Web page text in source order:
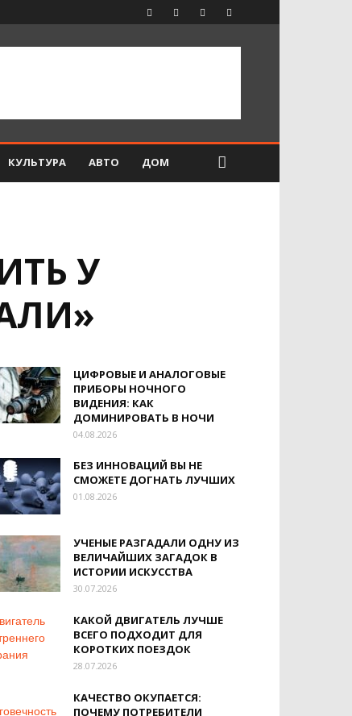
КУЛЬТУРА АВТО ДОМ
У
ЦИФРОВЫЕ И АНАЛОГОВЫЕ
ПРИБОРЫ НОЧНОГО
ВИДЕНИЯ: КАК
ДОМИНИРОВАТЬ В НОЧИ
04.08.2026
БЕЗ ИННОВАЦИЙ ВЫ НЕ
СМОЖЕТЕ ДОГНАТЬ ЛУЧШИХ
01.08.2026
УЧЕНЫЕ РАЗГАДАЛИ ОДНУ ИЗ
ВЕЛИЧАЙШИХ ЗАГАДОК В
ИСТОРИИ ИСКУССТВА
30.07.2026
КАКОЙ ДВИГАТЕЛЬ ЛУЧШЕ
ВСЕГО ПОДХОДИТ ДЛЯ
КОРОТКИХ ПОЕЗДОК
28.07.2026
КАЧЕСТВО ОКУПАЕТСЯ:
ПОЧЕМУ ПОТРЕБИТЕЛИ